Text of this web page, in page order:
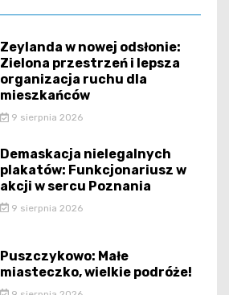
Zeylanda w nowej odsłonie:
Zielona przestrzeń i lepsza
organizacja ruchu dla
mieszkańców
9 sierpnia 2026
Demaskacja nielegalnych
plakatów: Funkcjonariusz w
akcji w sercu Poznania
9 sierpnia 2026
Puszczykowo: Małe
miasteczko, wielkie podróże!